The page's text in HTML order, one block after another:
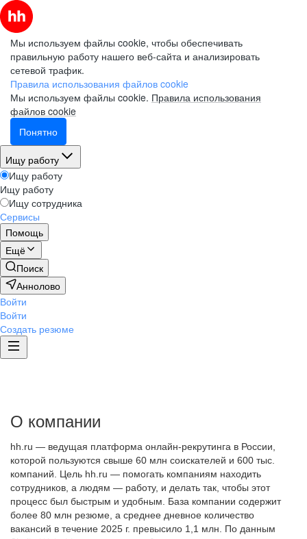
Мы используем файлы cookie, чтобы обеспечивать
правильную работу нашего веб-сайта и анализировать
сетевой трафик.
Правила использования файлов cookie
Мы используем файлы cookie. Правила использования
файлов cookie
Понятно
Ищу работу
Ищу работу
Ищу работу
Ищу сотрудника
Сервисы
Помощь
Ещё
Поиск
Аннолово
Войти
Войти
Создать резюме
О компании
hh.ru — ведущая платформа онлайн-рекрутинга в России,
которой пользуются свыше 60 млн соискателей и 600 тыс.
компаний. Цель hh.ru — помогать компаниям находить
сотрудников, а людям — работу, и делать так, чтобы этот
процесс был быстрым и удобным. База компании содержит
более 80 млн резюме, а среднее дневное количество
вакансий в течение 2025 г. превысило 1,1 млн. По данным